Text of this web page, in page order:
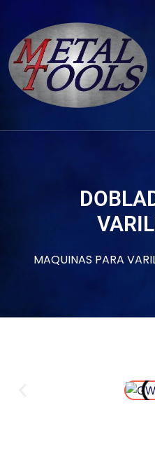
MAQUINAS PARA